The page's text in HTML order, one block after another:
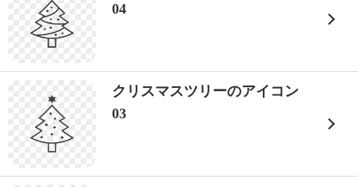
04
クリスマスツリーのアイコン
03